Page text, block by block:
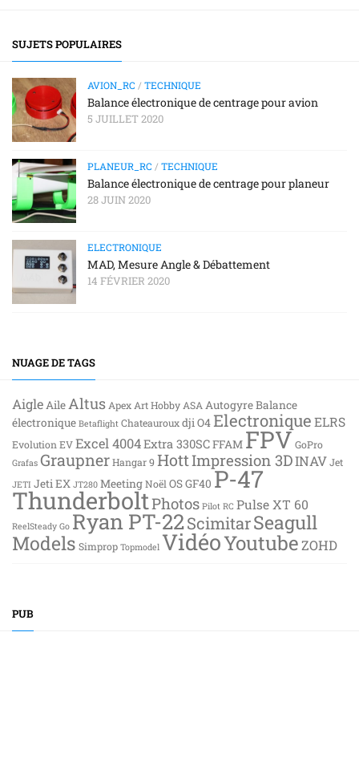
SUJETS POPULAIRES
AVION_RC / TECHNIQUE
Balance électronique de centrage pour avion
5 JUILLET 2020
PLANEUR_RC / TECHNIQUE
Balance électronique de centrage pour planeur
28 JUIN 2020
ELECTRONIQUE
MAD, Mesure Angle & Débattement
14 FÉVRIER 2020
NUAGE DE TAGS
AigleAileAltusApexArt HobbyASAAutogyreBalance
électronique Betaflight Chateaurouxdji O4Electronique ELRS
Evolution EVExcel 4004Extra 330SCFFAM FPVGoPro
Grafas GraupnerHangar 9 HottImpression 3DINAVJet
JETI Jeti EX JT280 MeetingNoëlOS GF40 P-47
ThunderboltPhotos Pilot RC Pulse XT 60
ReelSteady Go Ryan PT-22ScimitarSeagull
Models Simprop Topmodel VidéoYoutubeZOHD
PUB